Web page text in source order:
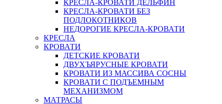
КРЕСЛА-КРОВАТИ ДЕЛЬФИН
КРЕСЛА-КРОВАТИ БЕЗ
ПОДЛОКОТНИКОВ
НЕДОРОГИЕ КРЕСЛА-КРОВАТИ
КРЕСЛА
КРОВАТИ
ДЕТСКИЕ КРОВАТИ
ДВУХЪЯРУСНЫЕ КРОВАТИ
КРОВАТИ ИЗ МАССИВА СОСНЫ
КРОВАТИ С ПОДЪЕМНЫМ
МЕХАНИЗМОМ
МАТРАСЫ